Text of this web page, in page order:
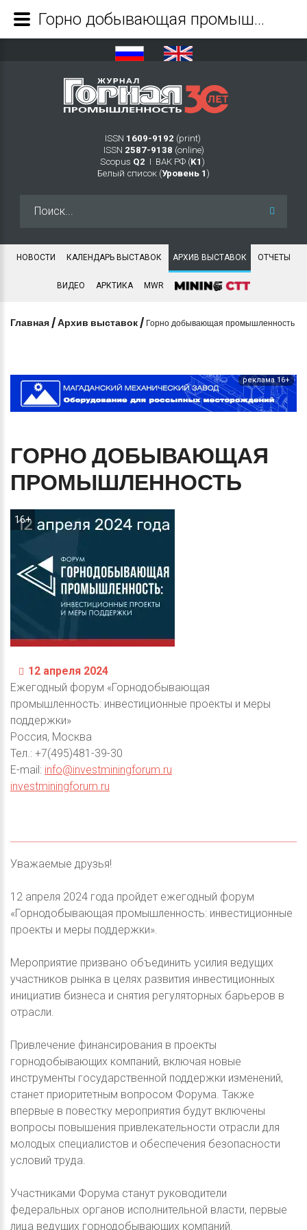
ISSN 1609-9192 (print)
ISSN 2587-9138 (online)
Scopus Q2 Ι ВАК РФ (K1 )
Белый список (Уровень 1 )
НОВОСТИ КАЛЕНДАРЬ ВЫСТАВОК АРХИВ ВЫСТАВОК ОТЧЕТЫ
ВИДЕО АРКТИКА MWR
Главная /Архив выставок / Горно добывающая промышленность
реклама 16+
ГОРНОДОБЫВАЮЩАЯ
ПРОМЫШЛЕННОСТЬ
16+
12 апреля 2024
Ежегодный форум «Горнодобывающая
промышленность: инвестиционные проекты и меры
поддержки»
Россия, Москва
Тел.: +7(495)481-39-30
E-mail: info@investminingforum.ru
investminingforum.ru
Уважаемые друзья!
12 апреля 2024 года пройдет ежегодный форум
«Горнодобывающая промышленность: инвестиционные
проекты и меры поддержки».
Мероприятие призвано объединить усилия ведущих
участников рынка в целях развития инвестиционных
инициатив бизнеса и снятия регуляторных барьеров в
отрасли.
Привлечение финансирования в проекты
горнодобывающих компаний, включая новые
инструменты государственной поддержки изменений,
станет приоритетным вопросом Форума. Также
впервые в повестку мероприятия будут включены
вопросы повышения привлекательности отрасли для
молодых специалистов и обеспечения безопасности
условий труда.
Участниками Форума станут руководители
федеральных органов исполнительной власти, первые
лица ведущих горнодобывающих компаний.
Горно добывающая промышленность - Журнал Горная промышленность